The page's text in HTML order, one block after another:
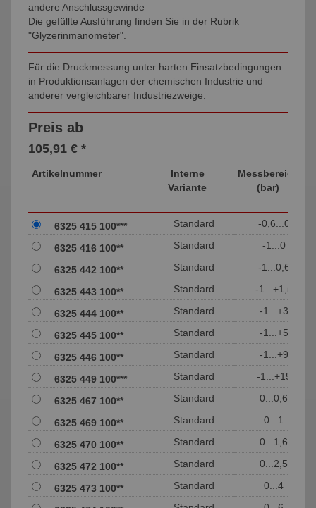
andere Anschlussgewinde
Die gefüllte Ausführung finden Sie in der Rubrik
"Glyzerinmanometer".
Für die Druckmessung unter harten Einsatzbedingungen
in Produktionsanlagen der chemischen Industrie und
anderer vergleichbarer Industriezweige.
Preis ab
105,91 € *
Artikelnummer
Interne
Variante
Messbereich
(bar)
6325 415 100*** Standard -0,6...0
6325 416 100** Standard -1...0
6325 442 100** Standard -1...0,6
6325 443 100** Standard -1...+1,5
6325 444 100** Standard -1...+3
6325 445 100** Standard -1...+5
6325 446 100** Standard -1...+9
6325 449 100*** Standard -1...+15
6325 467 100** Standard 0...0,6
6325 469 100** Standard 0...1
6325 470 100** Standard 0...1,6
6325 472 100** Standard 0...2,5
6325 473 100** Standard 0...4